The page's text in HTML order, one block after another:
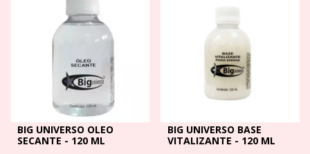
BIG UNIVERSO OLEO
SECANTE - 120 ML
BIG UNIVERSO BASE
VITALIZANTE - 120 ML